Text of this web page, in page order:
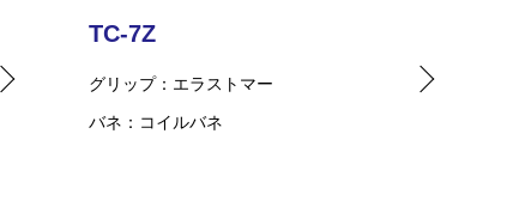
TC-7Z
グリップ
エラストマー
バネ
コイルバネ